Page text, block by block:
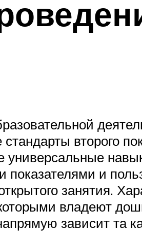
второго
универсальные
и
занятия.
владеют
зависит та